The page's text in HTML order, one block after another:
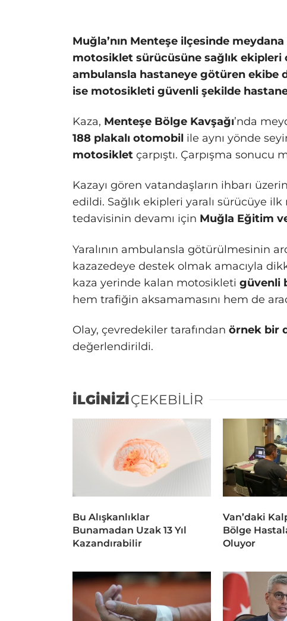
Muğla’nın Menteşe ilçesinde
motosiklet sürücüsüne sağlık
ambulansla hastaneye götüren ekibe
ise motosikleti güvenli şekilde
Kaza, Menteşe Bölge Kavşağı’nda
188 plakalı otomobil ile aynı yönde
motosiklet çarpıştı. Çarpışma sonucu
Kazayı gören vatandaşların ihbarı
edildi. Sağlık ekipleri yaralı sürücüye
tedavisinin devamı için Muğla Eğitim
Yaralının ambulansla götürülmesinin
kazazedeye destek olmak amacıyla
kaza yerinde kalan motosikleti güvenli
hem trafiğin aksamamasını hem de
Olay, çevredekiler tarafından örnek bir
değerlendirildi.
İLGİNİZİÇEKEBİLİR
Bu Alışkanlıklar
Bunamadan Uzak 13 Yıl
Kazandırabilir
Van’daki
Bölge
Oluyor